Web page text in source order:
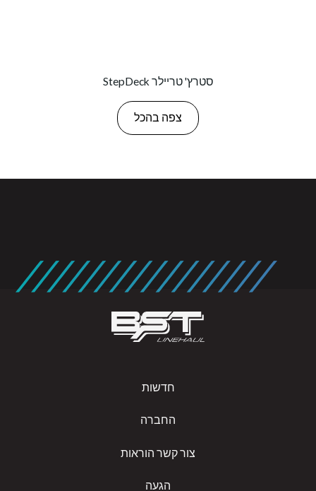
StepDeck סטרץ' טריילר
צפה בהכל
חדשות
החברה
צור קשר הוראות
הגעה